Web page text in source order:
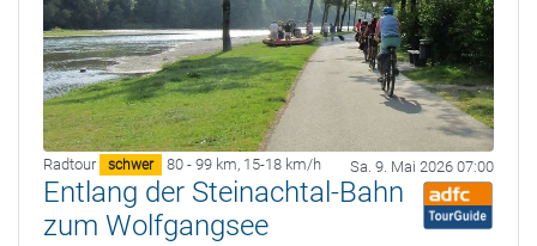
Radtour schwer 80 - 99 km, 15-18 km/h Sa. 9. Mai 2026 07:00
Entlang der Steinachtal-Bahn
zum Wolfgangsee